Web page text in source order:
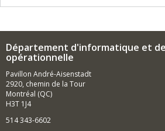
Département d'informatique et
opérationnelle
Pavillon André-Aisenstadt
2920, chemin de la Tour
Montréal (QC)
H3T 1J4
514 343-6602